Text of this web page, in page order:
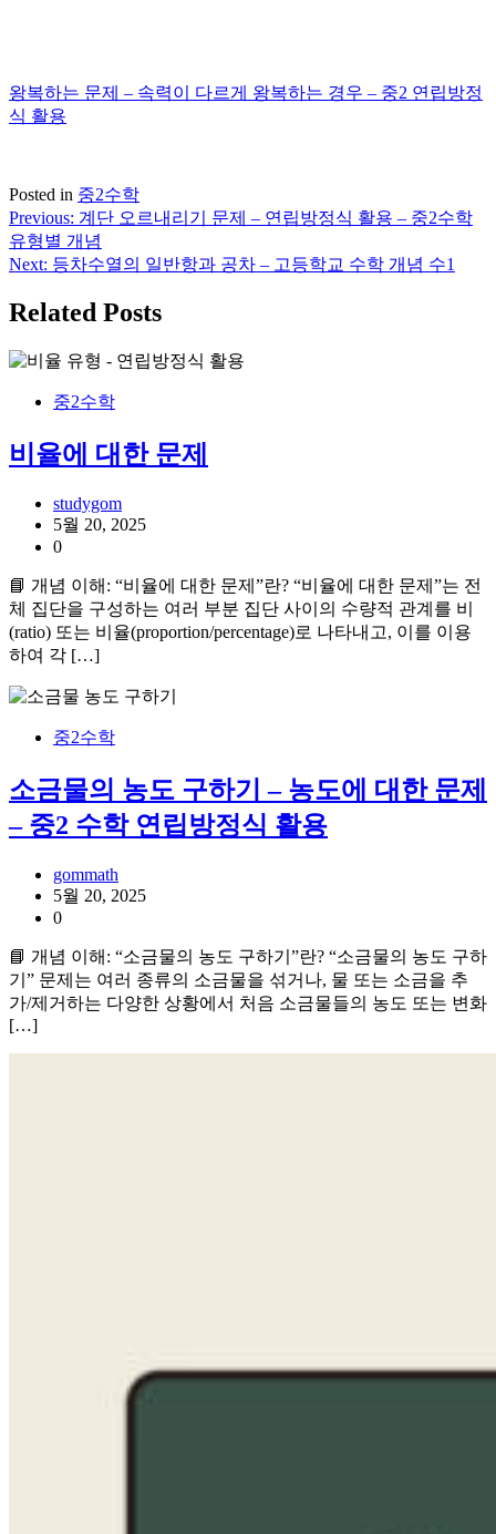
왕복하는 문제 – 속력이 다르게 왕복하는 경우 – 중2 연립방정
식 활용
Posted in 중2수학
글
탐
Previous: 계단 오르내리기 문제 – 연립방정식 활용 – 중2수학
유형별 개념
Next: 등차수열의 일반항과 공차 – 고등학교 수학 개념 수1
Related Posts
중2수학
비율에 대한 문제
studygom
5월 20, 2025
0
📘 개념 이해: “비율에 대한 문제”란? “비율에 대한 문제”는 전
체 집단을 구성하는 여러 부분 집단 사이의 수량적 관계를 비
(ratio) 또는 비율(proportion/percentage)로 나타내고, 이를 이용
하여 각 […]
중2수학
소금물의 농도 구하기 – 농도에 대한 문제
– 중2 수학 연립방정식 활용
gommath
5월 20, 2025
0
📘 개념 이해: “소금물의 농도 구하기”란? “소금물의 농도 구하
기” 문제는 여러 종류의 소금물을 섞거나, 물 또는 소금을 추
가/제거하는 다양한 상황에서 처음 소금물들의 농도 또는 변화
[…]